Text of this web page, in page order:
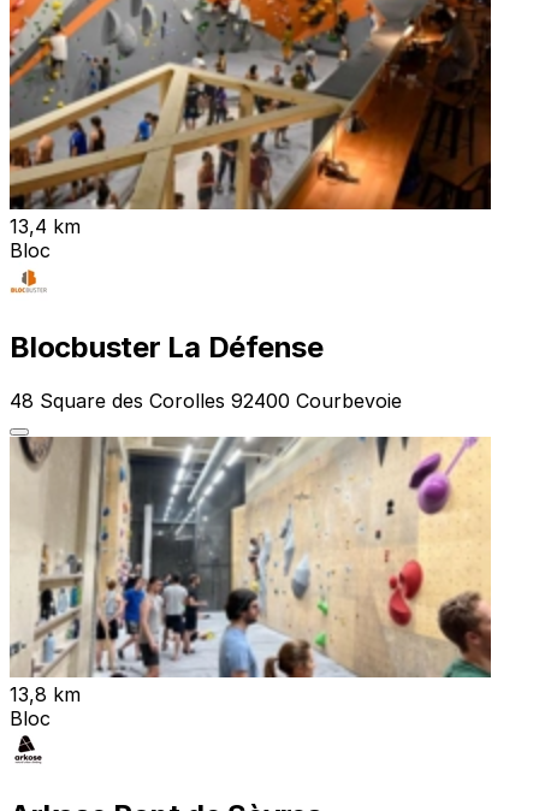
13,4 km
Bloc
Blocbuster La Défense
48 Square des Corolles 92400 Courbevoie
13,8 km
Bloc